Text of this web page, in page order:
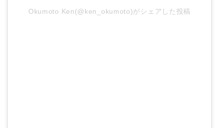
Okumoto Ken(@ken_okumoto)がシェアした投稿